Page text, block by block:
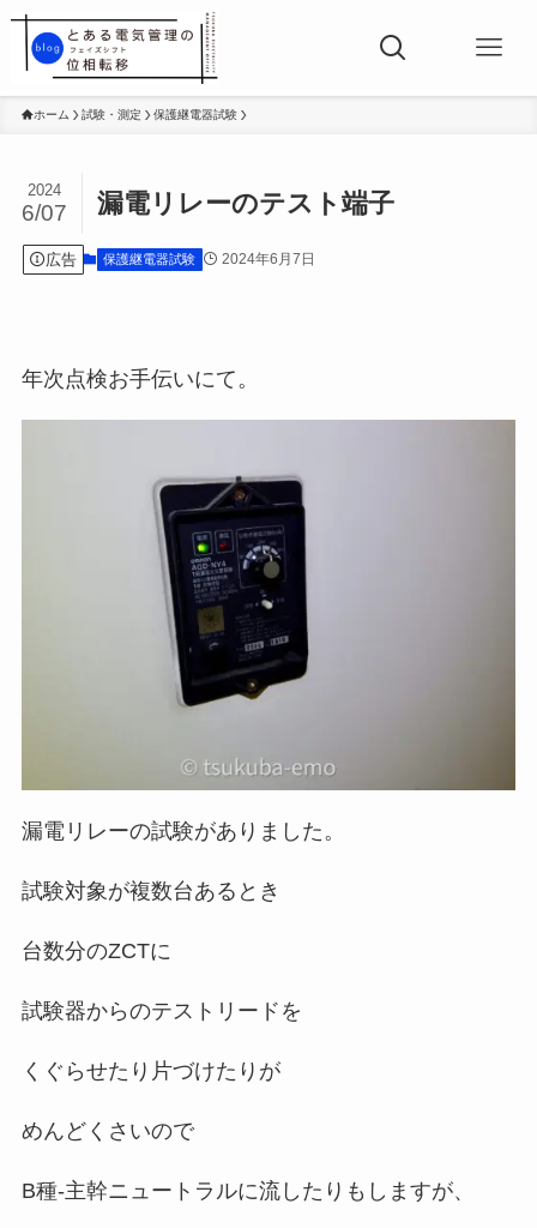
ホーム 試験・測定 保護継電器試験
漏電リレーのテスト端子
2024
6/07
広告 保護継電器試験 2024年6月7日
年次点検お手伝いにて。
漏電リレーの試験がありました。
試験対象が複数台あるとき
台数分のZCTに
試験器からのテストリードを
くぐらせたり片づけたりが
めんどくさいので
B種-主幹ニュートラルに流したりもしますが、